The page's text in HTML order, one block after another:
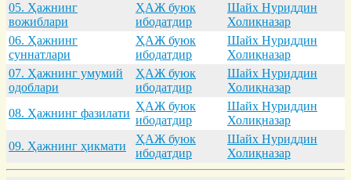
05. Ҳaжнинг
вожиблaри
ҲАЖ буюк
ибодатдир
Шайх Нуриддин
Холиқназар
06. Ҳaжнинг
суннaтлaри
ҲАЖ буюк
ибодатдир
Шайх Нуриддин
Холиқназар
07. Ҳaжнинг умумий
одоблaри
ҲАЖ буюк
ибодатдир
Шайх Нуриддин
Холиқназар
08. Ҳaжнинг фaзилaти
ҲАЖ буюк
ибодатдир
Шайх Нуриддин
Холиқназар
09. Ҳaжнинг ҳикмaти
ҲАЖ буюк
ибодатдир
Шайх Нуриддин
Холиқназар